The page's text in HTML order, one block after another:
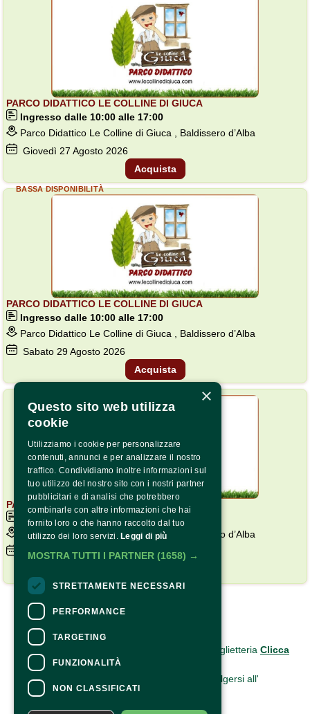
PARCO DIDATTICO LE COLLINE DI GIUCA
Ingresso dalle 10:00 alle 17:00
Parco Didattico Le Colline di Giuca , Baldissero d’Alba
Giovedì 27 Agosto 2026
Acquista
PARCO DIDATTICO LE COLLINE DI GIUCA
Ingresso dalle 10:00 alle 17:00
Parco Didattico Le Colline di Giuca , Baldissero d’Alba
Sabato 29Agosto 2026
BASSA DISPONIBILITÀ
Acquista
PARCO DIDATTICO LE COLLINE DI GIUCA
Ingresso dalle 10:00 alle 17:00
Parco Didattico Le Colline di Giuca , Baldissero d’Alba
Domenica 30 Agosto 2026
Copyright © 2022 – P.Iva 03561980040
CONTATTI
Per informazioni e supporto all'acquisto della biglietteria Clicca
qui
Per informazioni sul programma e l'evento, rivolgersi all'
organizzatore .
×
Questo sito web utilizza
cookie
Utilizziamo i cookie per personalizzare
contenuti, annunci e per analizzare il nostro
traffico. Condividiamo inoltre informazioni sul
tuo utilizzo del nostro sito con i nostri partner
pubblicitari e di analisi che potrebbero
combinarle con altre informazioni che hai
fornito loro o che hanno raccolto dal tuo
utilizzo dei loro servizi. Leggi di più
MOSTRA TUTTI I PARTNER (1658) →
STRETTAMENTE NECESSARI
PERFORMANCE
TARGETING
FUNZIONALITÀ
NON CLASSIFICATI